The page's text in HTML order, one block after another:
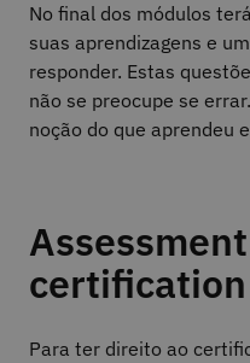
No final dos módulos
suas aprendizagens e
responder. Estas
não se preocupe se
noção do que aprendeu
certification
Para ter direito ao